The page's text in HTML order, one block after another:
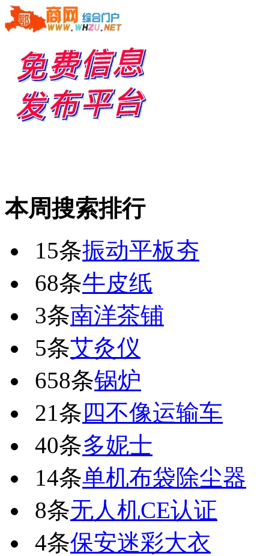
本周搜索排行
15条振动平板夯
68条牛皮纸
3条南洋茶铺
5条艾灸仪
658条锅炉
21条 四不像运输车
40条多妮士
14条单机布袋除尘器
8条无人机CE认证
4条保安迷彩大衣